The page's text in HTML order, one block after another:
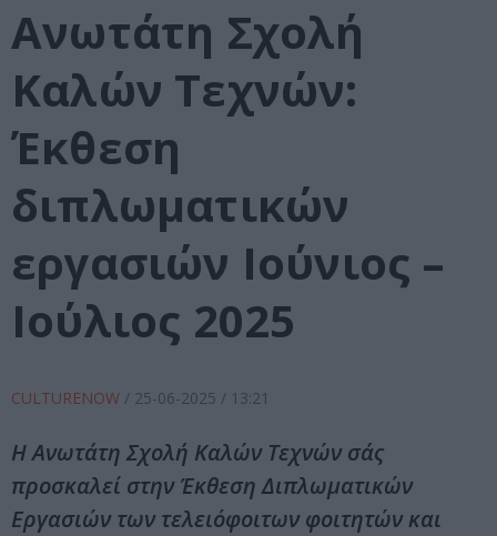
Ανωτάτη Σχολή
Καλών Τεχνών:
Έκθεση
διπλωματικών
εργασιών Ιούνιος –
Ιούλιος 2025
CULTURENOW / 25-06-2025 / 13:21
Η Ανωτάτη Σχολή Καλών Τεχνών σάς
προσκαλεί στην Έκθεση Διπλωματικών
Εργασιών των τελειόφοιτων φοιτητών και